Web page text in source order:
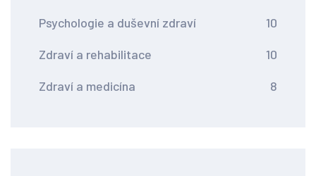
Psychologie a duševní zdraví 10
Zdraví a rehabilitace 10
Zdraví a medicína 8